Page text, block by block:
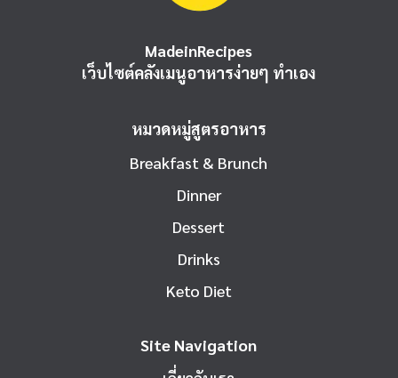
MadeinRecipes
เว็บไซต์คลังเมนูอาหารง่ายๆ ทำเอง
หมวดหมู่สูตรอาหาร
Breakfast & Brunch
Dinner
Dessert
Drinks
Keto Diet
Site Navigation